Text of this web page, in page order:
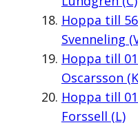
Hoppa till
Svenneling
Hoppa till
Oscarsson
Hoppa till
Forssell (L)